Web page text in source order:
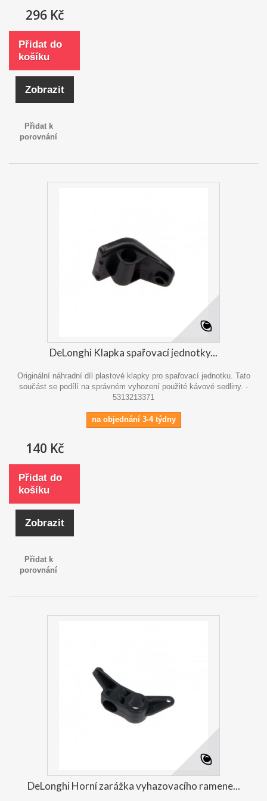
296 Kč
Přidat do
košíku
Zobrazit
Přidat k
porovnání
DeLonghi Klapka spařovací jednotky...
Originální náhradní díl plastové klapky pro spařovací jednotku. Tato
součást se podílí na správném vyhození použité kávové sedliny. -
5313213371
na objednání 3-4 týdny
140 Kč
Přidat do
košíku
Zobrazit
Přidat k
porovnání
DeLonghi Horní zarážka vyhazovacího ramene...